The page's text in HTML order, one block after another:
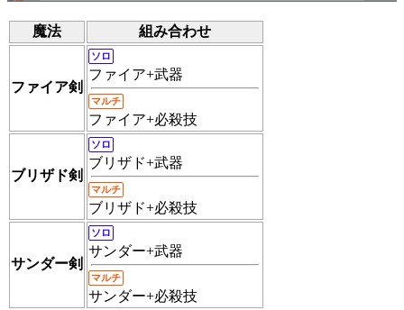
魔法 組み合わせ
ファイア剣
ソロ
ファイア+武器
マルチ
ファイア+必殺技
ブリザド剣
ソロ
ブリザド+武器
マルチ
ブリザド+必殺技
サンダー剣
ソロ
サンダー+武器
マルチ
サンダー+必殺技